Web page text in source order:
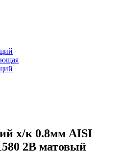
х/к 0.8мм AISI
2B матовый